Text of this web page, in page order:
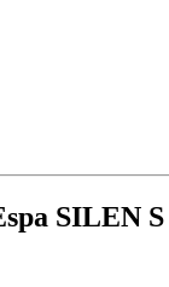
SILEN